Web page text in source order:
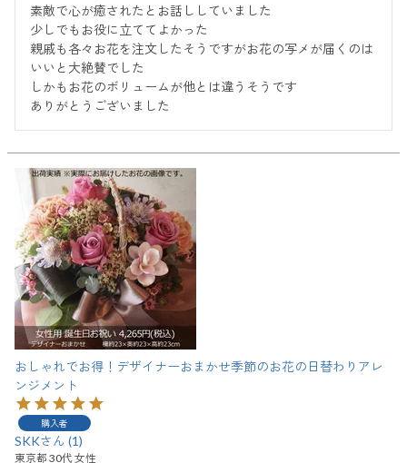
素敵で心が癒されたとお話ししていました
少しでもお役に立ててよかった
親戚も各々お花を注文したそうですがお花の写メが届くのは
いいと大絶賛でした
しかもお花のボリュームが他とは違うそうです
ありがとうございました
おしゃれでお得！デザイナーおまかせ季節のお花の日替わりアレ
ンジメント
購入者
SKK 1
東京都 30代女性